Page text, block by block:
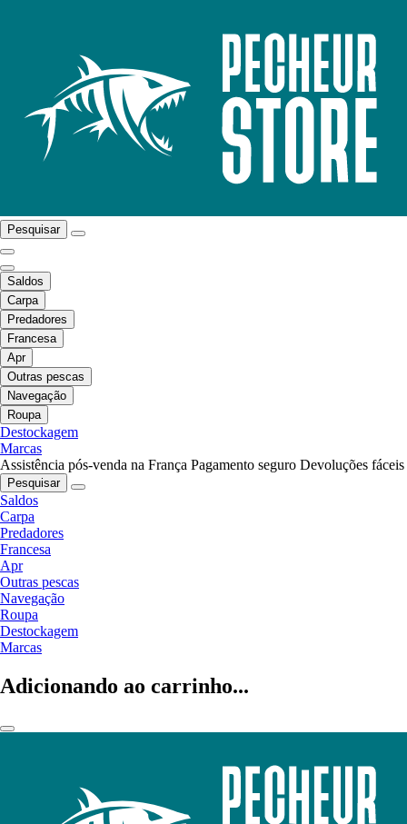
Pesquisar
Saldos
Carpa
Predadores
Francesa
Apr
Outras pescas
Navegação
Roupa
Destockagem
Marcas
Assistência pós-venda na França Pagamento seguro Devoluções fáceis
Pesquisar
Saldos
Carpa
Predadores
Francesa
Apr
Outras pescas
Navegação
Roupa
Destockagem
Marcas
Adicionando ao carrinho...